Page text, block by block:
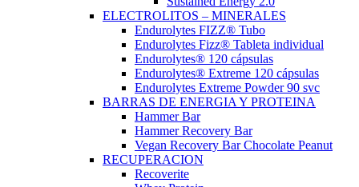
ELECTROLITOS – MINERALES
Endurolytes FIZZ® Tubo
Endurolytes Fizz® Tableta individual
Endurolytes® 120 cápsulas
Endurolytes® Extreme 120 cápsulas
Endurolytes Extreme Powder 90 svc
BARRAS DE ENERGIA Y PROTEINA
Hammer Bar
Hammer Recovery Bar
Vegan Recovery Bar Chocolate Peanut
RECUPERACION
Recoverite